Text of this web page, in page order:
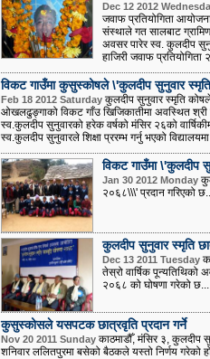
Dec 12 2012
जवाफ प्रतियोगिता
संस्थाले गत सालबाट
अवसर पारेर स्व. कुलदीप
हाजिरी जवाफ
विकट गाउँमा कुसुस्कोषले \'कुलदीप सुनुवार स्मृति
Feb 18 2012 Saturday कुलदीप सुनुवार स्मृति
ओखलढुङ्गाको विकट गाँउ खिजिकातीमा अवस्थित श्री
स्व.कुलदीप सुनुवारको हरेक वर्षको मंसिर २६को
स्व.कुलदीप सुनुवारले शिक्षा प्ररम्भ गर्नु भएको
विकट गाउँमा \'कुलदीप
Jan 30 2012 Monday
२०६८\\\' प्रदान गरिएको
कुलदीप सुनुवार स्मृति
Dec 13 2011 Tuesday
तेस्रो वार्षिक पून्यतिथिको
२०६८ को घोषणा गरेको
कुसुस्कोसले यसपटक छात्रवृति प्रदान गर्ने
Nov 20 2011 Sunday काठमाडौँ, मंसिर ३, कुलदीप
शनिवार ललितपुरमा बसेको बैठकले यस्तो निर्णय गरेको